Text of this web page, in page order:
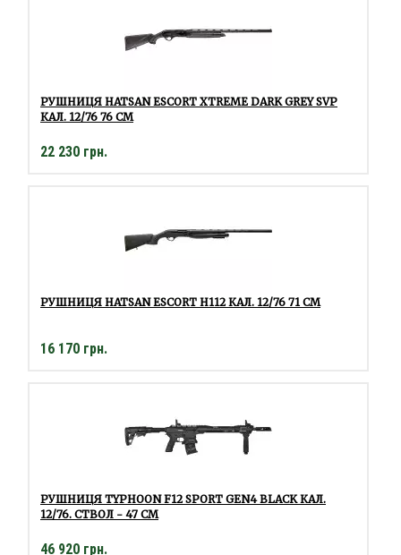
РУШНИЦЯ HATSAN ESCORT XTREME DARK GREY SVP
КАЛ. 12/76 76 СМ
22 230 грн.
РУШНИЦЯ HATSAN ESCORT H112 КАЛ. 12/76 71 СМ
16 170 грн.
РУШНИЦЯ TYPHOON F12 SPORT GEN4 BLACK КАЛ.
12/76. СТВОЛ - 47 СМ
46 920 грн.